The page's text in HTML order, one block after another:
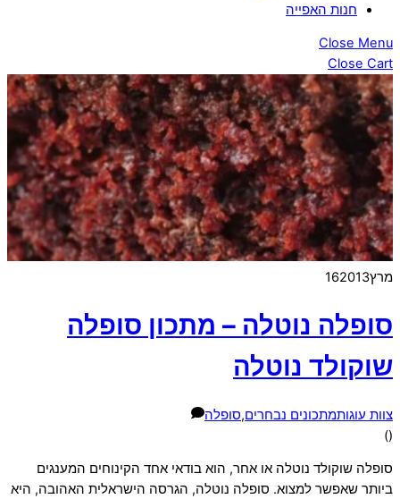
חנות האפייה
Close Menu
Close Cart
מרץ 162013
סופלה נוטלה – מתכון סופלה
שוקולד נוטלה
צוות עוגותמתכונים נבחרים,סופלה
(
)
סופלה שוקולד נוטלה או אחר, הוא בודאי אחד הקינוחים המענגים
ביותר שאפשר למצוא. סופלה נוטלה, הגרסה הישראלית האהובה, היא